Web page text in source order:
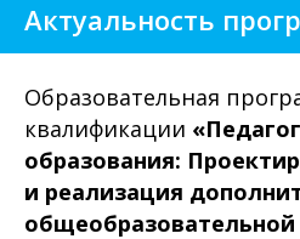
Актуальность
Образовательная
квалификации
образования:
и реализация
общеобразовательной